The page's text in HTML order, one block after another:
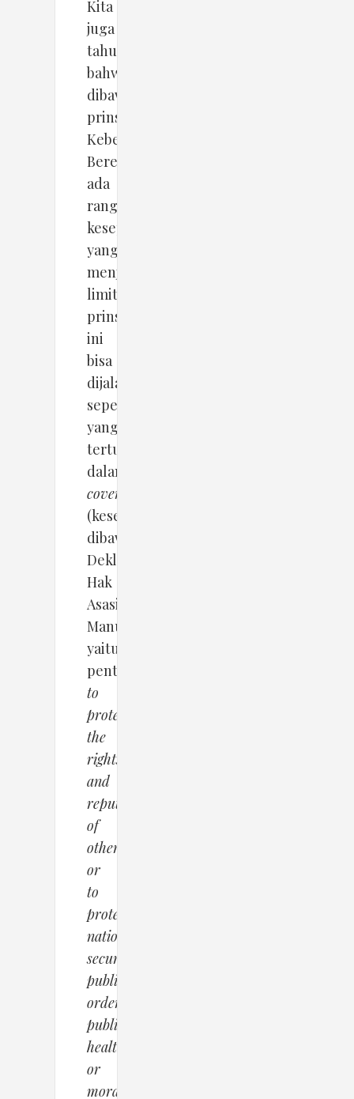
Kita
juga
tahu,
bahwa
dibawah
prinsip
Kebebasan
Berekspresi,
ada
rangkaian
kesepakatan
yang
menjadi
limitasi
prinsip
ini
bisa
dijalankan
seperti
yang
tertulis
dalam
covenant
(kesepakatan
dibawah
Deklarasi
Hak
Asasi
Manusia)
yaitu
pentingnya
to
protect
the
rights
and
reputations
of
others
or
to
protect
national
security,
public
order,
public
health
or
morals